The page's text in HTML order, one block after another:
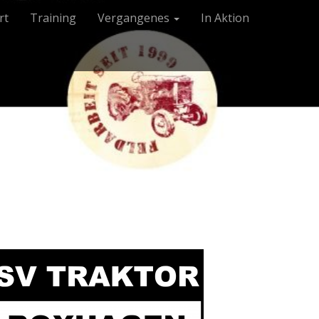
Training Vergangenes In Aktion